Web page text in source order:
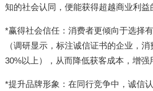
知的社会认同，便能获得超越商业利益
*赢得社会信任：消费者更倾向于选择
（调研显示，标注诚信证书的企业，
30%以上），从而降低获客成本，增强
*提升品牌形象：在同行竞争中，诚信